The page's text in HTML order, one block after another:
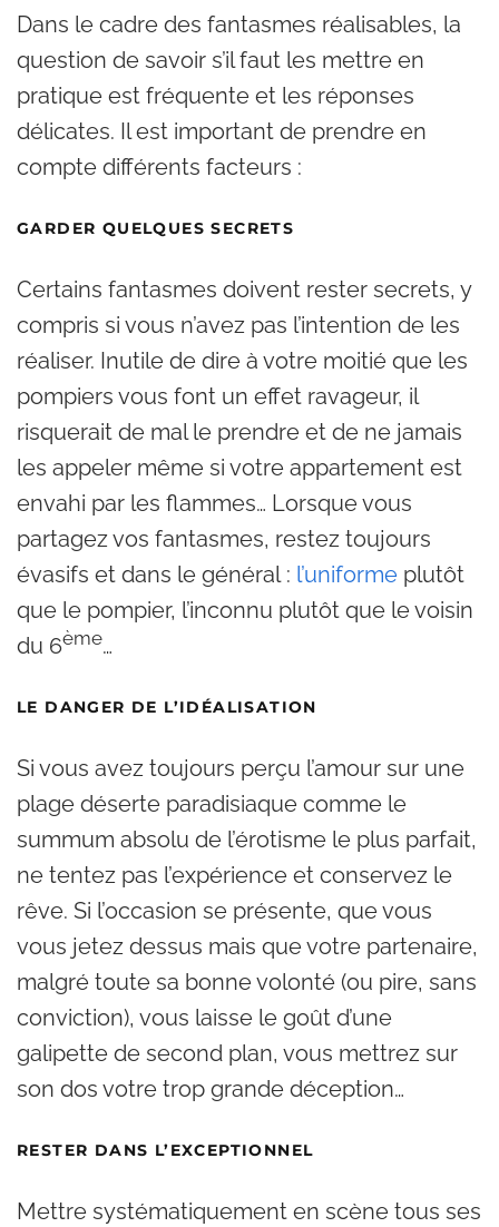
Dans le cadre des fantasmes réalisables, la
question de savoir s’il faut les mettre en
pratique est fréquente et les réponses
délicates. Il est important de prendre en
compte différents facteurs :
GARDER QUELQUES SECRETS
Certains fantasmes doivent rester secrets, y
compris si vous n’avez pas l’intention de les
réaliser. Inutile de dire à votre moitié que les
pompiers vous font un effet ravageur, il
risquerait de mal le prendre et de ne jamais
les appeler même si votre appartement est
envahi par les flammes… Lorsque vous
partagez vos fantasmes, restez toujours
évasifs et dans le général : l’uniforme plutôt
que le pompier, l’inconnu plutôt que le voisin
du 6ème…
LE DANGER DE L’IDÉALISATION
Si vous avez toujours perçu l’amour sur une
plage déserte paradisiaque comme le
summum absolu de l’érotisme le plus parfait,
ne tentez pas l’expérience et conservez le
rêve. Si l’occasion se présente, que vous
vous jetez dessus mais que votre partenaire,
malgré toute sa bonne volonté (ou pire, sans
conviction), vous laisse le goût d’une
galipette de second plan, vous mettrez sur
son dos votre trop grande déception…
RESTER DANS L’EXCEPTIONNEL
Mettre systématiquement en scène tous ses